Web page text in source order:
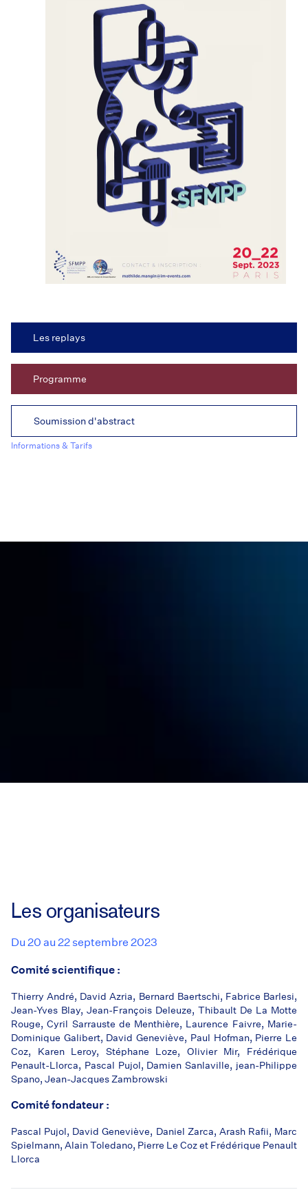
Les replays
Programme
Soumission d'abstract
Informations & Tarifs
Les organisateurs
Du 20 au 22 septembre 2023
Comité scientifique :
Thierry André, David Azria, Bernard Baertschi, Fabrice Barlesi,
Jean-Yves Blay, Jean-François Deleuze, Thibault De La Motte
Rouge, Cyril Sarrauste de Menthière, Laurence Faivre, Marie-
Dominique Galibert, David Geneviève, Paul Hofman, Pierre Le
Coz, Karen Leroy, Stéphane Loze, Olivier Mir, Frédérique
Penault-Llorca, Pascal Pujol, Damien Sanlaville, jean-Philippe
Spano, Jean-Jacques Zambrowski
Comité fondateur :
Pascal Pujol, David Geneviève, Daniel Zarca, Arash Rafii, Marc
Spielmann, Alain Toledano, Pierre Le Coz et Frédérique Penault
Llorca